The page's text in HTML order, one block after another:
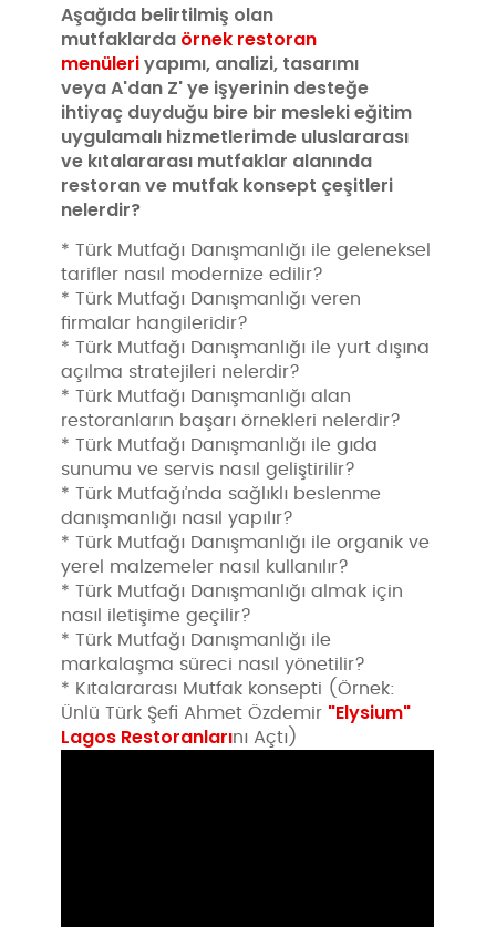
Aşağıda belirtilmiş olan
mutfaklarda örnek restoran
menüleriyapımı, analizi, tasarımı
veya A'dan Z' ye işyerinin desteğe
ihtiyaç duyduğu bire bir mesleki eğitim
uygulamalı hizmetlerimde uluslararası
ve kıtalararası mutfaklar alanında
restoran ve mutfak konsept çeşitleri
nelerdir?
* Türk Mutfağı Danışmanlığı ile geleneksel
tarifler nasıl modernize edilir?
* Türk Mutfağı Danışmanlığı veren
firmalar hangileridir?
* Türk Mutfağı Danışmanlığı ile yurt dışına
açılma stratejileri nelerdir?
* Türk Mutfağı Danışmanlığı alan
restoranların başarı örnekleri nelerdir?
* Türk Mutfağı Danışmanlığı ile gıda
sunumu ve servis nasıl geliştirilir?
* Türk Mutfağı’nda sağlıklı beslenme
danışmanlığı nasıl yapılır?
* Türk Mutfağı Danışmanlığı ile organik ve
yerel malzemeler nasıl kullanılır?
* Türk Mutfağı Danışmanlığı almak için
nasıl iletişime geçilir?
* Türk Mutfağı Danışmanlığı ile
markalaşma süreci nasıl yönetilir?
* Kıtalararası Mutfak konsepti (Örnek:
Ünlü Türk Şefi Ahmet Özdemir "Elysium"
Lagos Restoranlarını Açtı)